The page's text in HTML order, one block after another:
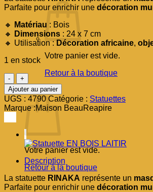
Votre panier est vide.
Retour à la boutique
Panier
Votre panier est vide.
Retour à la boutique
Parfaite pour enrichir une décoration
🔸
Matériau : Bois
🔸
Dimensions : 24 x 7 cm
🔸 Utilisation : Décoration africaine,
1 en stock
quantité
de
Statuette
EN
BOIS
RINAKA
Ajouter au panier
UGS : 4790 Catégorie : Statuettes
Marque :Maison BeauReapire
Description
La statuette RINAKA représente un
Parfaite pour enrichir une décoration